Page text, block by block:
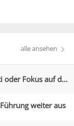
alle ansehen
Sinner vor Entscheidung: Cincinnati oder Fokus auf die US Open?
weiter aus